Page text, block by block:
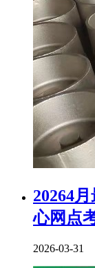
20264
心网点
2026-03-31